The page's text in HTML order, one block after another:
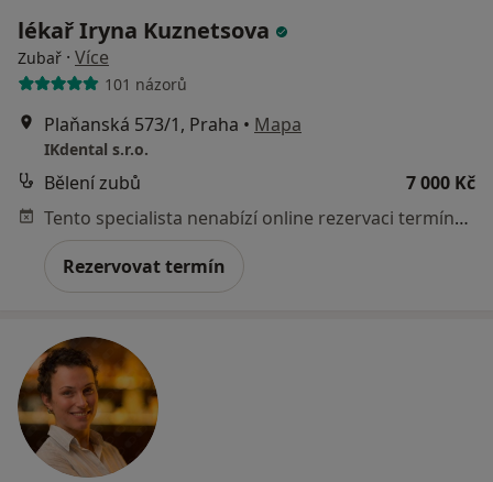
lékař Iryna Kuznetsova
Zubař · Více
101 názorů
Plaňanská 573/1, Praha • Mapa
IKdental s.r.o.
Bělení zubů
7 000 Kč
Tento specialista nenabízí online rezervaci termínu na této adrese.
Rezervovat termín